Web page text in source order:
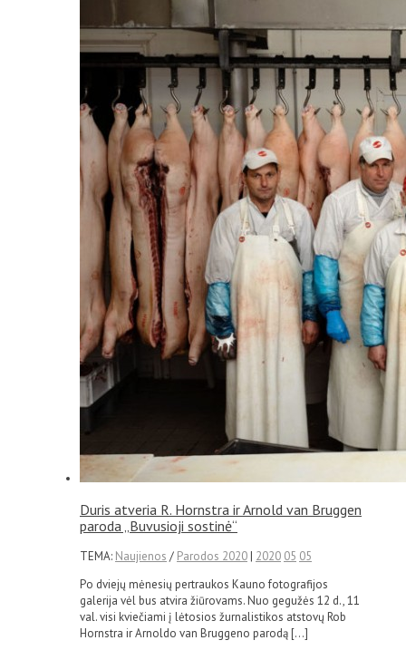
Duris atveria R. Hornstra ir Arnold van Bruggen
paroda „Buvusioji sostinė“
TEMA: Naujienos / Parodos 2020| 2020 05 05
Po dviejų mėnesių pertraukos Kauno fotografijos
galerija vėl bus atvira žiūrovams. Nuo gegužės 12 d., 11
val. visi kviečiami į lėtosios žurnalistikos atstovų Rob
Hornstra ir Arnoldo van Bruggeno parodą […]